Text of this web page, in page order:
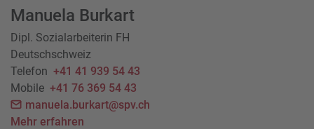
Manuela Burkart
Dipl. Sozialarbeiterin FH
Deutschschweiz
Telefon +41 41 939 54 43
Mobile +41 76 369 54 43
manuela.burkart@spv.ch
Mehr erfahren